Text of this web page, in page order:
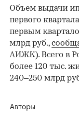
Объем выдачи
первого
первым
млрд руб.,
АИЖК). Всего в
более 120 тыс.
240–250 млрд
Авторы